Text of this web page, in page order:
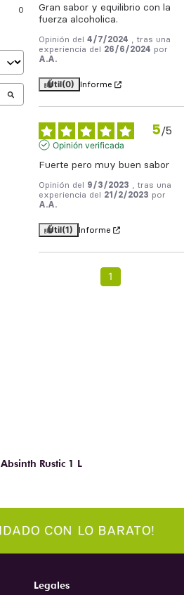
0
Gran sabor y equilibrio con la
fuerza alcoholica.
Opinión del 4/7/2024
, tras una
experiencia del
26/6/2024 por
A.A.
Útil(0) Informe
5/5
Opinión verificada
Fuerte pero muy buen sabor
Opinión del 9/3/2023
, tras una
experiencia del
21/2/2023 por
A.A.
Útil(1) Informe
1
Absinth Rustic 1 L
Legales